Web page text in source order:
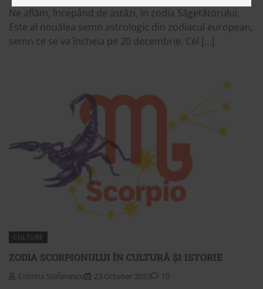
Ne aflăm, începând de astăzi, în zodia Săgetătorului.
Este al nouălea semn astrologic din zodiacul european,
semn ce se va încheia pe 20 decembrie. Cel […]
CULTURE
ZODIA SCORPIONULUI ÎN CULTURĂ ȘI ISTORIE
Cristina Stefanescu 23 October 2023 10